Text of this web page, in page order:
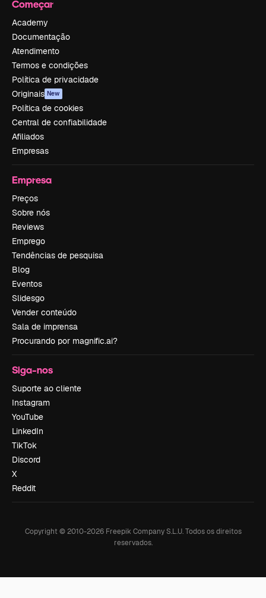
Começar
Academy
Documentação
Atendimento
Termos e condições
Política de privacidade
Originais New
Política de cookies
Central de confiabilidade
Afiliados
Empresas
Empresa
Preços
Sobre nós
Reviews
Emprego
Tendências de pesquisa
Blog
Eventos
Slidesgo
Vender conteúdo
Sala de imprensa
Procurando por magnific.ai?
Siga-nos
Suporte ao cliente
Instagram
YouTube
LinkedIn
TikTok
Discord
X
Reddit
Copyright © 2010-2026Freepik Company S.L.U. Todos os direitos
reservados.